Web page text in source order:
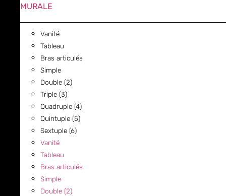
MURALE
Vanité
Tableau
Bras articulés
Simple
Double (2)
Triple (3)
Quadruple (4)
Quintuple (5)
Sextuple (6)
Vanité
Tableau
Bras articulés
Simple
Double (2)